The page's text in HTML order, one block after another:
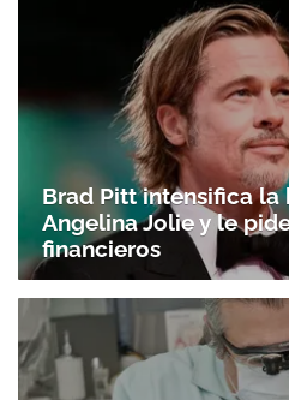
Brad Pitt intensifica
Angelina Jolie y le
financieros